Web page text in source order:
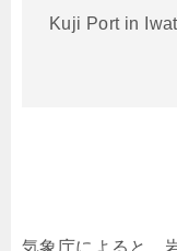
Kuji Port in